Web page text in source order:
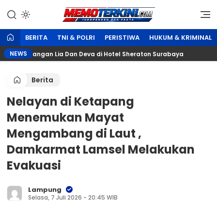
konten
Memoterkini.com
Independen dan Fakta
BERITA TNI & POLRI PERISTIWA HUKUM & KRIMINAL
NEWS Lia Dan Deva di Hotel Sheraton Surabaya
Berita
Nelayan di Ketapang
Menemukan Mayat
Mengambang di Laut ,
Damkarmat Lamsel Melakukan
Evakuasi
Lampung
Selasa, 7 Juli 2026 - 20:45 WIB